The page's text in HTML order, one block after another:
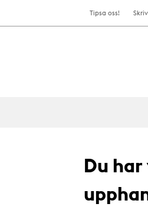
Tipsa oss!
Du